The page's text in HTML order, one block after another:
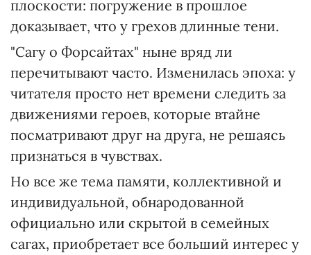
плоскости: погружение в прошлое
доказывает, что у грехов длинные тени.
"Сагу о Форсайтах" ныне вряд ли
перечитывают часто. Изменилась эпоха: у
читателя просто нет времени следить за
движениями героев, которые втайне
посматривают друг на друга, не решаясь
признаться в чувствах.
Но все же тема памяти, коллективной и
индивидуальной, обнародованной
официально или скрытой в семейных
сагах, приобретает все больший интерес у